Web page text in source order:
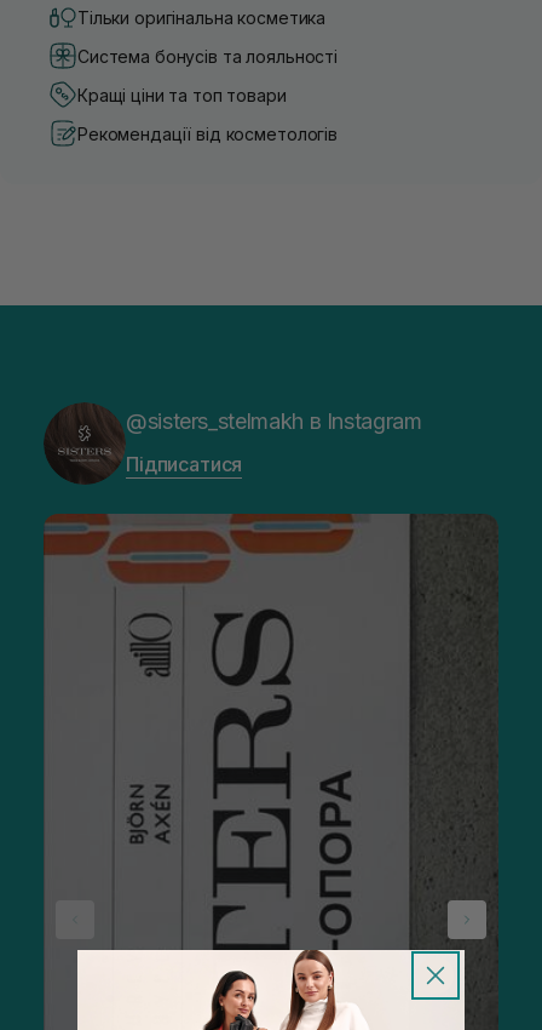
Тільки оригінальна косметика
Система бонусів та лояльності
Кращі ціни та топ товари
Рекомендації від косметологів
@sisters_stelmakh в Instagram
Підписатися